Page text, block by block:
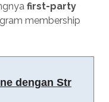
first-party
membership
dengan Str